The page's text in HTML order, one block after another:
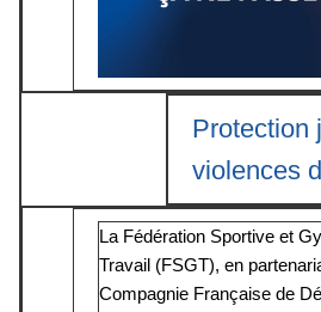
Protection
violences
La Fédération Sportive et
Travail (FSGT), en
Compagnie Française de